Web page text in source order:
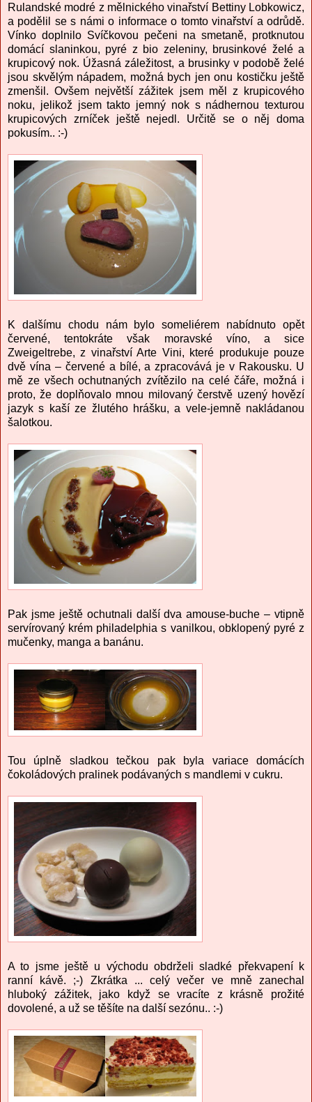
Rulandské modré z mělnického vinařství Bettiny Lobkowicz,
a podělil se s námi o informace o tomto vinařství a odrůdě.
Vínko doplnilo Svíčkovou pečeni na smetaně, protknutou
domácí slaninkou, pyré z bio zeleniny, brusinkové želé a
krupicový nok. Úžasná záležitost, a brusinky v podobě želé
jsou skvělým nápadem, možná bych jen onu kostičku ještě
zmenšil. Ovšem největší zážitek jsem měl z krupicového
noku, jelikož jsem takto jemný nok s nádhernou texturou
krupicových zrníček ještě nejedl. Určitě se o něj doma
pokusím.. :-)
K dalšímu chodu nám bylo someliérem nabídnuto opět
červené, tentokráte však moravské víno, a sice
Zweigeltrebe, z vinařství Arte Vini, které produkuje pouze
dvě vína – červené a bílé, a zpracovává je v Rakousku. U
mě ze všech ochutnaných zvítězilo na celé čáře, možná i
proto, že doplňovalo mnou milovaný čerstvě uzený hovězí
jazyk s kaší ze žlutého hrášku, a vele-jemně nakládanou
šalotkou.
Pak jsme ještě ochutnali další dva amouse-buche – vtipně
servírovaný krém philadelphia s vanilkou, obklopený pyré z
mučenky, manga a banánu.
Tou úplně sladkou tečkou pak byla variace domácích
čokoládových pralinek podávaných s mandlemi v cukru.
A to jsme ještě u východu obdrželi sladké překvapení k
ranní kávě. ;-) Zkrátka ... celý večer ve mně zanechal
hluboký zážitek, jako když se vracíte z krásně prožité
dovolené, a už se těšíte na další sezónu.. :-)